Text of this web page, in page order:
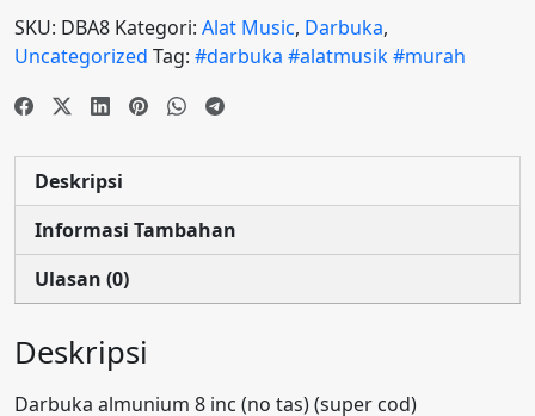
inc
(no
tas)
(super
SKU: DBA8 Kategori: Alat Music, Darbuka,
Uncategorized Tag: #darbuka #alatmusik #murah
Deskripsi
Informasi Tambahan
Ulasan (0)
Deskripsi
Darbuka almunium 8 inc (no tas) (super cod)